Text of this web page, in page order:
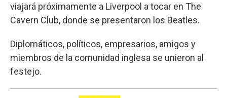
viajará próximamente a Liverpool a tocar en The
Cavern Club, donde se presentaron los Beatles.
Diplomáticos, políticos, empresarios, amigos y
miembros de la comunidad inglesa se unieron al
festejo.